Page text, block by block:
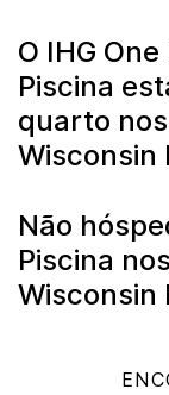
O IHG
Piscina
quarto
Wisconsin
Não
Piscina
Wisconsin